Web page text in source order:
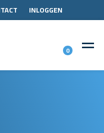
INLOGGEN
0